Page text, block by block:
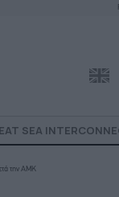
SEA
την ΑΜΚ